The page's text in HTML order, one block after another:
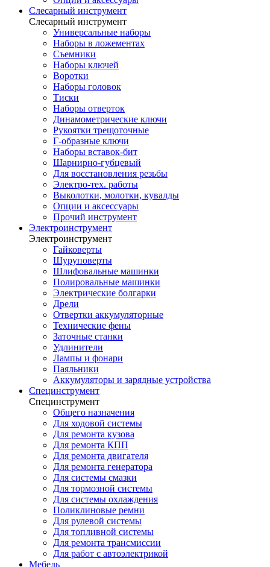
Слесарный инструмент
Слесарный инструмент
Универсальные наборы
Наборы в ложементах
Съемники
Наборы ключей
Воротки
Наборы головок
Тиски
Наборы отверток
Динамометрические ключи
Рукоятки трещоточные
Г-образные ключи
Наборы вставок-бит
Шарнирно-губцевый
Для восстановления резьбы
Электро-тех. работы
Выколотки, молотки, кувалды
Опции и аксессуары
Прочий инструмент
Электроинструмент
Электроинструмент
Гайковерты
Шуруповерты
Шлифовальные машинки
Полировальные машинки
Электрические болгарки
Дрели
Отвертки аккумуляторные
Технические фены
Заточные станки
Удлинители
Лампы и фонари
Паяльники
Аккумуляторы и зарядные устройства
Специнструмент
Специнструмент
Общего назначения
Для ходовой системы
Для ремонта кузова
Для ремонта КПП
Для ремонта двигателя
Для ремонта генератора
Для системы смазки
Для тормозной системы
Для системы охлаждения
Поликлиновые ремни
Для рулевой системы
Для топливной системы
Для ремонта трансмиссии
Для работ с автоэлектрикой
Мебель